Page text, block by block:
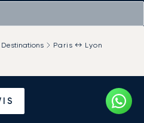
Destinations Paris ↔ Lyon
entre